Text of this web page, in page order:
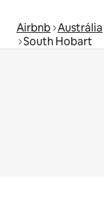
Airbnb Austrália
South Hobart